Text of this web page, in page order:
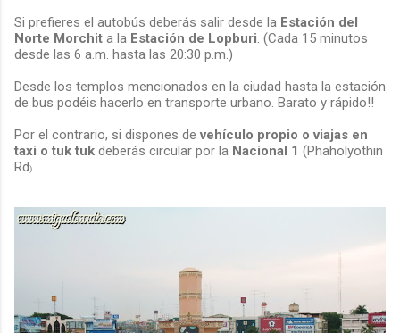
Si prefieres el autobús deberás salir desde la Estación del
Norte Morchit a la Estación de Lopburi. (Cada 15 minutos
desde las 6 a.m. hasta las 20:30 p.m.)
Desde los templos mencionados en la ciudad hasta la estación
de bus podéis hacerlo en transporte urbano. Barato y rápido!!
Por el contrario, si dispones devehículo propio o viajas en
taxi o tuk tuk deberás circular por la Nacional 1 (Phaholyothin
Rd).